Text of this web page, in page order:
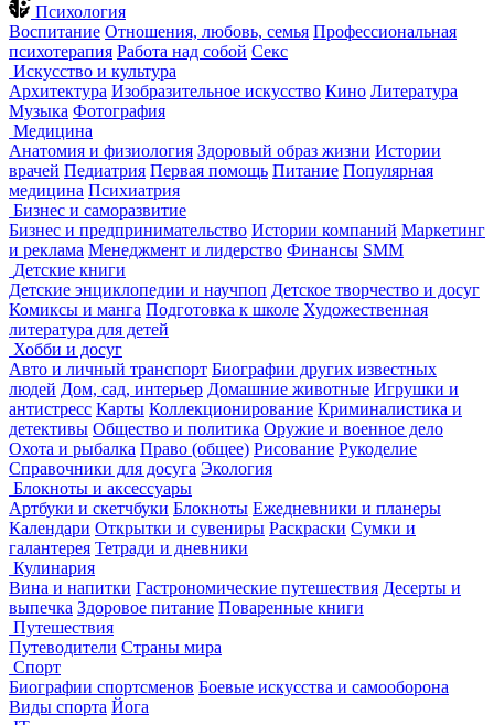
Психология
Воспитание Отношения, любовь, семья Профессиональная
психотерапия Работа над собой Секс
Искусство и культура
Архитектура Изобразительное искусство Кино Литература
Музыка Фотография
Медицина
Анатомия и физиология Здоровый образ жизни Истории
врачей Педиатрия Первая помощь Питание Популярная
медицина Психиатрия
Бизнес и саморазвитие
Бизнес и предпринимательство Истории компаний Маркетинг
и реклама Менеджмент и лидерство Финансы SMM
Детские книги
Детские энциклопедии и научпоп Детское творчество и досуг
Комиксы и манга Подготовка к школе Художественная
литература для детей
Хобби и досуг
Авто и личный транспорт Биографии других известных
людей Дом, сад, интерьер Домашние животные Игрушки и
антистресс Карты Коллекционирование Криминалистика и
детективы Общество и политика Оружие и военное дело
Охота и рыбалка Право (общее) Рисование Рукоделие
Справочники для досуга Экология
Блокноты и аксессуары
Артбуки и скетчбуки Блокноты Ежедневники и планеры
Календари Открытки и сувениры Раскраски Сумки и
галантерея Тетради и дневники
Кулинария
Вина и напитки Гастрономические путешествия Десерты и
выпечка Здоровое питание Поваренные книги
Путешествия
Путеводители Страны мира
Спорт
Биографии спортсменов Боевые искусства и самооборона
Виды спорта Йога